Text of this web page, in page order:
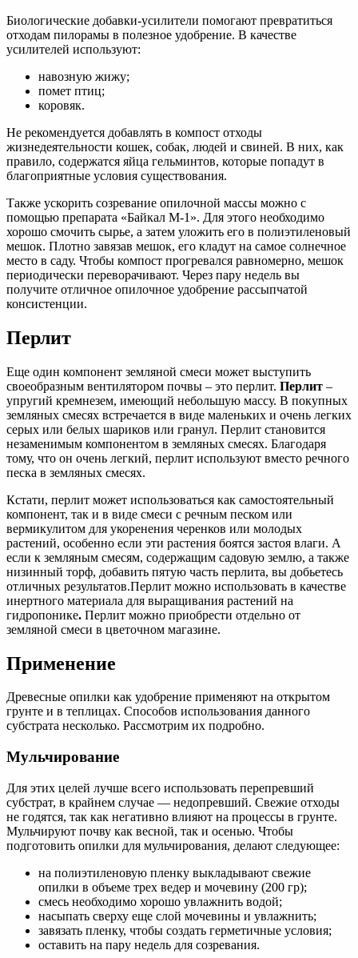
Биологические добавки-усилители помогают превратиться
отходам пилорамы в полезное удобрение. В качестве
усилителей используют:
навозную жижу;
помет птиц;
коровяк.
Не рекомендуется добавлять в компост отходы
жизнедеятельности кошек, собак, людей и свиней. В них, как
правило, содержатся яйца гельминтов, которые попадут в
благоприятные условия существования.
Также ускорить созревание опилочной массы можно с
помощью препарата «Байкал М-1». Для этого необходимо
хорошо смочить сырье, а затем уложить его в полиэтиленовый
мешок. Плотно завязав мешок, его кладут на самое солнечное
место в саду. Чтобы компост прогревался равномерно, мешок
периодически переворачивают. Через пару недель вы
получите отличное опилочное удобрение рассыпчатой
консистенции.
Перлит
Еще один компонент земляной смеси может выступить
своеобразным вентилятором почвы – это перлит. Перлит –
упругий кремнезем, имеющий небольшую массу. В покупных
земляных смесях встречается в виде маленьких и очень легких
серых или белых шариков или гранул. Перлит становится
незаменимым компонентом в земляных смесях. Благодаря
тому, что он очень легкий, перлит используют вместо речного
песка в земляных смесях.
Кстати, перлит может использоваться как самостоятельный
компонент, так и в виде смеси с речным песком или
вермикулитом для укоренения черенков или молодых
растений, особенно если эти растения боятся застоя влаги. А
если к земляным смесям, содержащим садовую землю, а также
низинный торф, добавить пятую часть перлита, вы добьетесь
отличных результатов.Перлит можно использовать в качестве
инертного материала для выращивания растений на
гидропонике. Перлит можно приобрести отдельно от
земляной смеси в цветочном магазине.
Применение
Древесные опилки как удобрение применяют на открытом
грунте и в теплицах. Способов использования данного
субстрата несколько. Рассмотрим их подробно.
Мульчирование
Для этих целей лучше всего использовать перепревший
субстрат, в крайнем случае — недопревший. Свежие отходы
не годятся, так как негативно влияют на процессы в грунте.
Мульчируют почву как весной, так и осенью. Чтобы
подготовить опилки для мульчирования, делают следующее:
на полиэтиленовую пленку выкладывают свежие
опилки в объеме трех ведер и мочевину (200 гр);
смесь необходимо хорошо увлажнить водой;
насыпать сверху еще слой мочевины и увлажнить;
завязать пленку, чтобы создать герметичные условия;
оставить на пару недель для созревания.